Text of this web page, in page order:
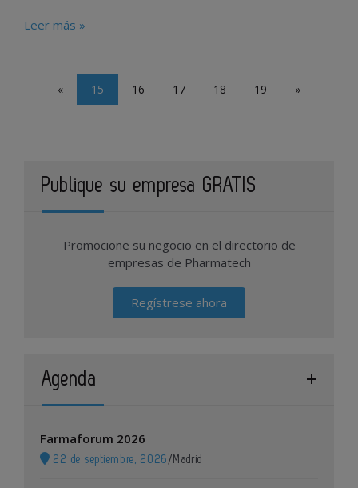
Leer más »
« 15 16 17 18 19 »
Publique su empresa GRATIS
Promocione su negocio en el directorio de
empresas de Pharmatech
Regístrese ahora
Agenda
Farmaforum 2026
22 de septiembre, 2026 / Madrid